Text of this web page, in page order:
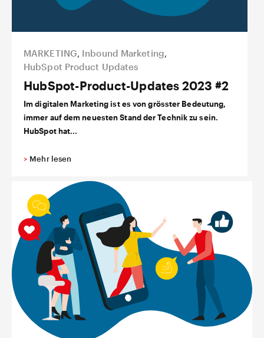
MARKETING, Inbound Marketing,
HubSpot Product Updates
HubSpot-Product-Updates 2023 #2
Im digitalen Marketing ist es von grösster Bedeutung,
immer auf dem neuesten Stand der Technik zu sein.
HubSpot hat...
> Mehr lesen